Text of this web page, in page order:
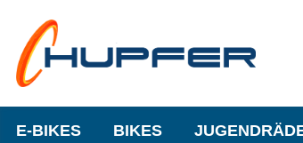
E-BIKES BIKES